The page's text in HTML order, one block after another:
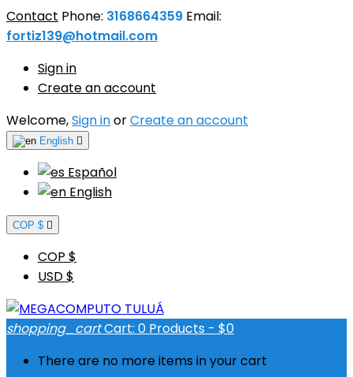
Contact Phone: 3168664359 Email:
fortiz139@hotmail.com
Sign in
Create an account
Welcome,Sign inorCreate an account
English 
Español
English
COP $ 
COP $
USD $
shopping_cartCart: 0 Products - $0
There are no more items in your cart